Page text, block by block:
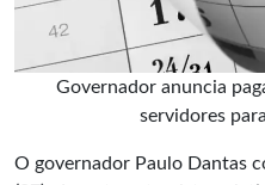
Governador anuncia
servidores
O governador Paulo Dantas